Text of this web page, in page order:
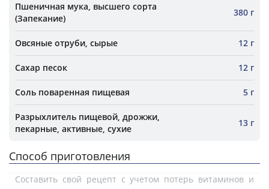
Пшеничная мука, высшего сорта
(Запекание)
380 г
Овсяные отруби, сырые 12 г
Сахар песок 12 г
Соль поваренная пищевая 5 г
Разрыхлитель пищевой, дрожжи,
пекарные, активные, сухие
13 г
Способ приготовления
Составить свой рецепт с учетом потерь витаминов и